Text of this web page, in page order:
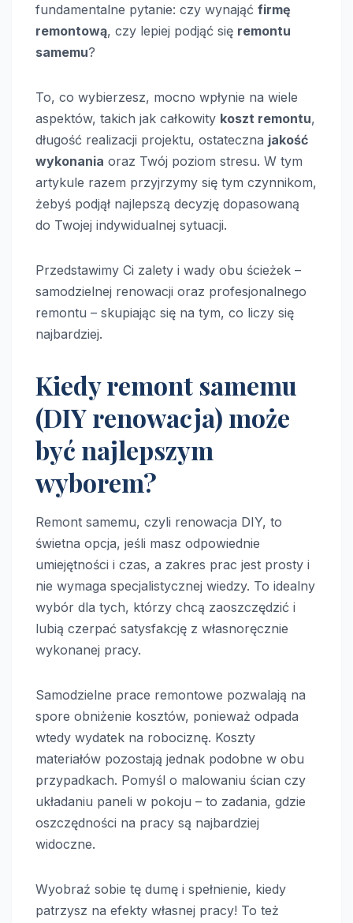
fundamentalne pytanie: czy wynająć firmę
remontową, czy lepiej podjąć się remontu
samemu?
To, co wybierzesz, mocno wpłynie na wiele
aspektów, takich jak całkowity koszt remontu,
długość realizacji projektu, ostateczna jakość
wykonania oraz Twój poziom stresu. W tym
artykule razem przyjrzymy się tym czynnikom,
żebyś podjął najlepszą decyzję dopasowaną
do Twojej indywidualnej sytuacji.
Przedstawimy Ci zalety i wady obu ścieżek –
samodzielnej renowacji oraz profesjonalnego
remontu – skupiając się na tym, co liczy się
najbardziej.
Kiedy remont samemu
(DIY renowacja) może
być najlepszym
wyborem?
Remont samemu, czyli renowacja DIY, to
świetna opcja, jeśli masz odpowiednie
umiejętności i czas, a zakres prac jest prosty i
nie wymaga specjalistycznej wiedzy. To idealny
wybór dla tych, którzy chcą zaoszczędzić i
lubią czerpać satysfakcję z własnoręcznie
wykonanej pracy.
Samodzielne prace remontowe pozwalają na
spore obniżenie kosztów, ponieważ odpada
wtedy wydatek na robociznę. Koszty
materiałów pozostają jednak podobne w obu
przypadkach. Pomyśl o malowaniu ścian czy
układaniu paneli w pokoju – to zadania, gdzie
oszczędności na pracy są najbardziej
widoczne.
Wyobraź sobie tę dumę i spełnienie, kiedy
patrzysz na efekty własnej pracy! To też